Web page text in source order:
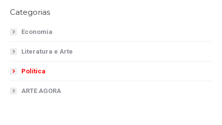
Categorias
Economia
Literatura e Arte
Política
ARTE AGORA